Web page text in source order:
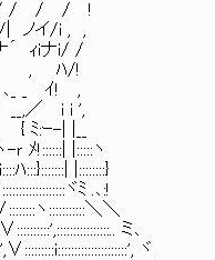
/ !
i , ,
i/ /
/!
ｲ! ,
i i ',
| |__
|:::::ヽ
|::::::::}
ヾﾐ .､:!
＼＼
ミ､
ヾ